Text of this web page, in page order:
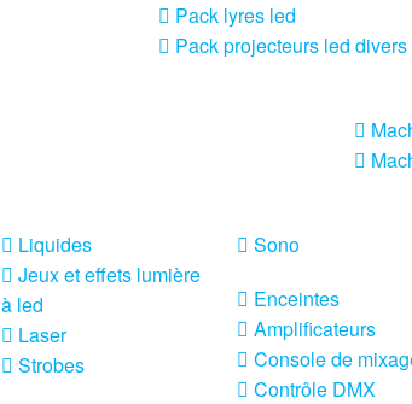
Pack lyres led
Pack projecteurs led divers
Liquides
Jeux et effets lumière
à led
Laser
Strobes
Sono
Enceintes
Amplificateurs
Console de
Contrôle DMX